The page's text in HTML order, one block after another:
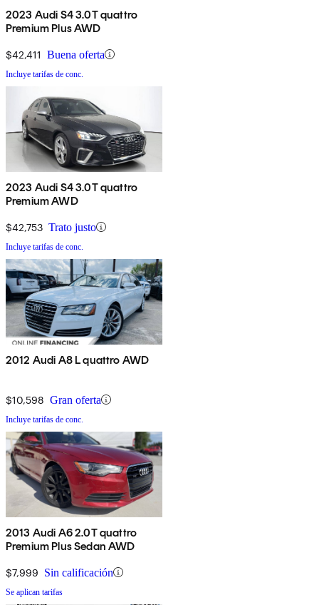
2023 Audi S4 3.0T quattro
Premium Plus AWD
$42,411 Buena oferta
Incluye tarifas de conc.
2023 Audi S4 3.0T quattro
Premium AWD
$42,753 Trato justo
Incluye tarifas de conc.
2012 Audi A8 L quattro AWD
$10,598 Gran oferta
Incluye tarifas de conc.
2013 Audi A6 2.0T quattro
Premium Plus Sedan AWD
$7,999 Sin calificación
Se aplican tarifas